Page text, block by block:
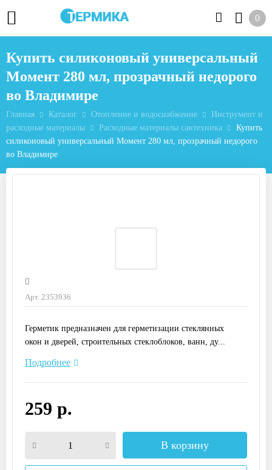
0
Купить силиконовый универсальный
Момент 280 мл, прозрачный недорого
во Владимире
Главная Каталог Отопление и водоснабжение
Инструмент и
расходные материалы
Расходные материалы сантехника
Купить
силиконовый универсальный Момент 280 мл, прозрачный недорого
во Владимире
Арт. 2353936
Герметик предназначен для герметизации стеклянных
окон и дверей, строительных стеклоблоков, ванн, ду...
Подробнее
259 р.
В корзину